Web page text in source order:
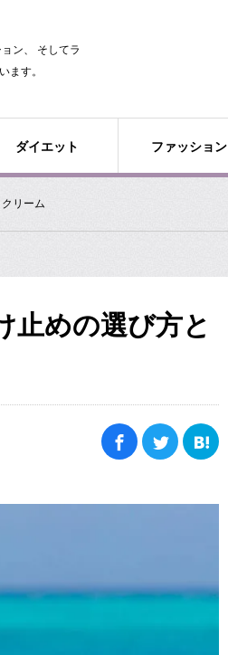
ン、 そしてラ
ます。
ダイエット ファッション
リーム
止めの選び方と